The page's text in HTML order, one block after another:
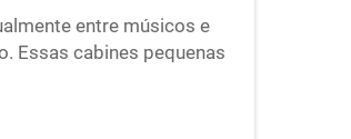
entre músicos e
Essas cabines pequenas
menos ruído.